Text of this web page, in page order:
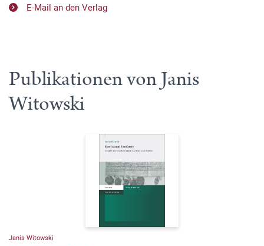
E-Mail an den Verlag
Publikationen von Janis
Witowski
Janis Witowski